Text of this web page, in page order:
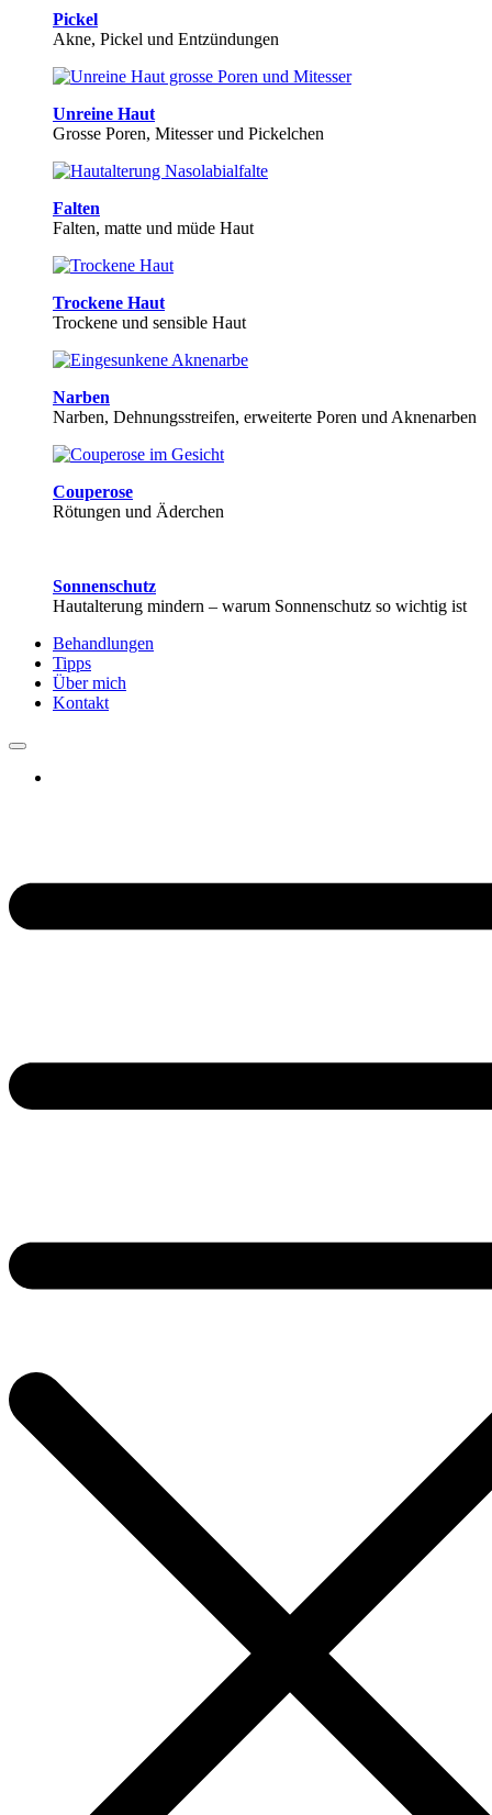
Pickel
Akne, Pickel und Entzündungen
Unreine Haut
Grosse Poren, Mitesser und Pickelchen
Falten
Falten, matte und müde Haut
Trockene Haut
Trockene und sensible Haut
Narben
Narben, Dehnungsstreifen, erweiterte Poren und Aknenarben
Couperose
Rötungen und Äderchen
Sonnenschutz
Hautalterung mindern – warum Sonnenschutz so wichtig ist
Behandlungen
Tipps
Über mich
Kontakt